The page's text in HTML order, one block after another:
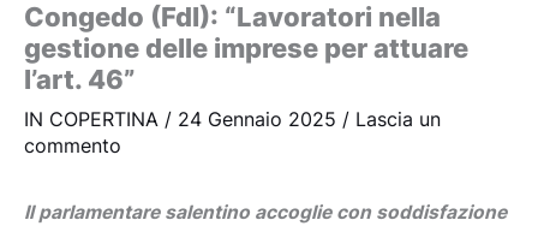
Congedo (FdI): “Lavoratori nella
gestione delle imprese per attuare
l’art. 46”
IN COPERTINA / 24 Gennaio 2025 / Lascia un
commento
Il parlamentare salentino accoglie con soddisfazione